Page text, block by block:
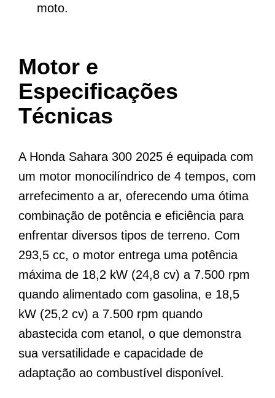
moto.
Motor e
Especificações
Técnicas
A Honda Sahara 300 2025 é equipada com
um motor monocilíndrico de 4 tempos, com
arrefecimento a ar, oferecendo uma ótima
combinação de potência e eficiência para
enfrentar diversos tipos de terreno. Com
293,5 cc, o motor entrega uma potência
máxima de 18,2 kW (24,8 cv) a 7.500 rpm
quando alimentado com gasolina, e 18,5
kW (25,2 cv) a 7.500 rpm quando
abastecida com etanol, o que demonstra
sua versatilidade e capacidade de
adaptação ao combustível disponível.